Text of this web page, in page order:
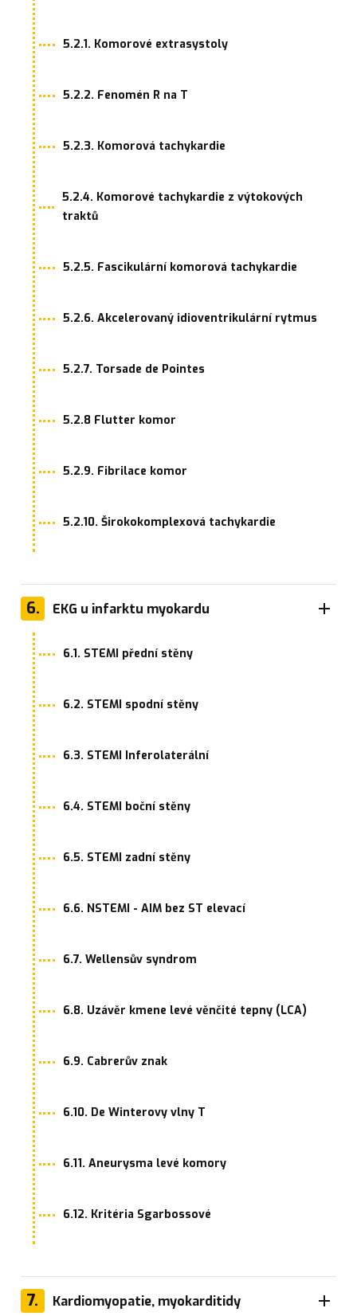
5.2.1. Komorové extrasystoly
5.2.2. Fenomén R na T
5.2.3. Komorová tachykardie
5.2.4. Komorové tachykardie z výtokových
traktů
5.2.5. Fascikulární komorová tachykardie
5.2.6. Akcelerovaný idioventrikulární rytmus
5.2.7. Torsade de Pointes
5.2.8 Flutter komor
5.2.9. Fibrilace komor
5.2.10. Širokokomplexová tachykardie
6. EKG u infarktu myokardu
6.1. STEMI přední stěny
6.2. STEMI spodní stěny
6.3. STEMI Inferolaterální
6.4. STEMI boční stěny
6.5. STEMI zadní stěny
6.6. NSTEMI - AIM bez ST elevací
6.7. Wellensův syndrom
6.8. Uzávěr kmene levé věnčité tepny (LCA)
6.9. Cabrerův znak
6.10. De Winterovy vlny T
6.11. Aneurysma levé komory
6.12. Kritéria Sgarbossové
7. Kardiomyopatie, myokarditidy